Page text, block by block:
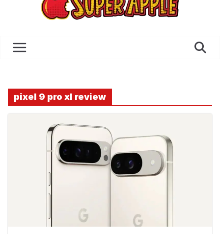
pixel 9 pro xl review